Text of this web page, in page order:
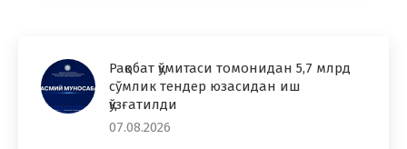
Рақобат қўмитаси томонидан 5,7 млрд
сўмлик тендер юзасидан иш
қўзғатилди
07.08.2026